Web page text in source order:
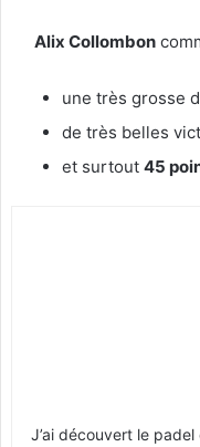
Alix Collombon
une très grosse
de très belles
et surtout 45
J’ai découvert le